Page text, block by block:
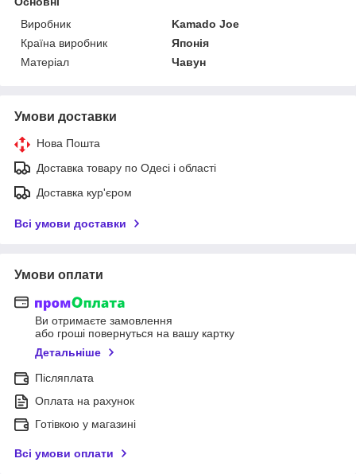
Виробник
Kamado Joe
Країна виробник
Японія
Матеріал
Чавун
Умови доставки
Нова Пошта
Доставка товару по Одесі і області
Доставка кур'єром
Всі умови доставки
Умови оплати
Ви отримаєте замовлення
або гроші повернуться на вашу картку
Детальніше
Післяплата
Оплата на рахунок
Готівкою у магазині
Всі умови оплати